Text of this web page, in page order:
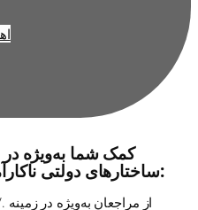
کمک شما به‌ویژه در
ساختارهای دولتی ناکارآمد هستند یا کافی نیستند: